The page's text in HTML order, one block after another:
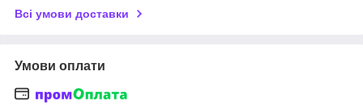
Всі умови доставки
Умови оплати